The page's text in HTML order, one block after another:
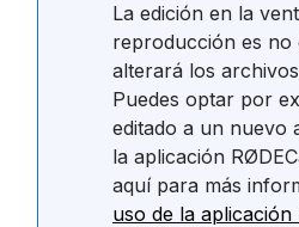
La edición en la
reproducción es no
alterará los
Puedes optar por
editado a un nuevo
la aplicación
aquí para más
uso de la